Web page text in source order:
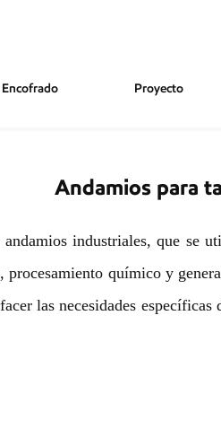
Encofrado Proyecto
Andamios para
industriales, que se
químico y
las necesidades